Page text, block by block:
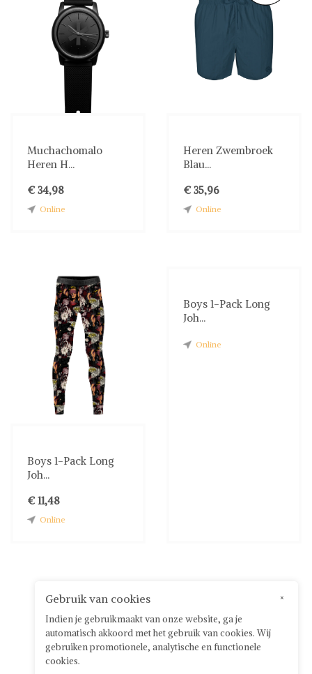
Muchachomalo
Heren H...
€ 34,98
Online
Heren Zwembroek
Blau...
€ 35,96
Online
Boys 1-Pack Long
Joh...
€ 11,48
Online
Boys 1-Pack Long
Joh...
Online
×
Gebruik van cookies
Indien je gebruikmaakt van onze website, ga je
automatisch akkoord met het gebruik van cookies. Wij
gebruiken promotionele, analytische en functionele
cookies.